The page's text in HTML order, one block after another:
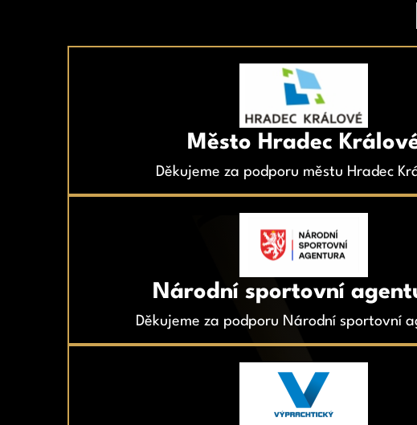
Město Hradec
Děkujeme za podporu městu Hradec
Národní sportovní
Děkujeme za podporu Národní sportovní